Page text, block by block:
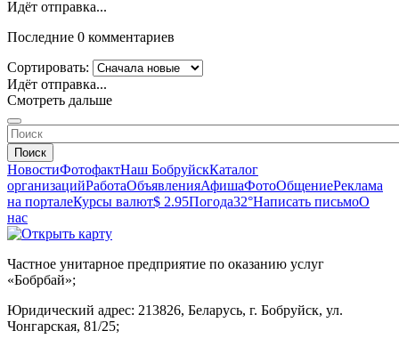
Идёт отправка...
Последние 0 комментариев
Сортировать:
Идёт отправка...
Смотреть дальше
Поиск
НовостиФотофактНаш БобруйскКаталог
организацийРаботаОбъявленияАфишаФотоОбщениеРеклама
на порталеКурсы валют$ 2.95Погода32°Написать письмоО
нас
Частное унитарное предприятие по оказанию услуг
«Бобрбай»;
Юридический адрес: 213826, Беларусь, г. Бобруйск, ул.
Чонгарская, 81/25;